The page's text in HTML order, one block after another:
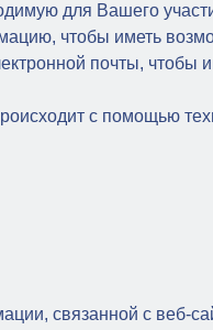
для Вашего
чтобы иметь
почты, чтобы
с помощью
связанной с веб-